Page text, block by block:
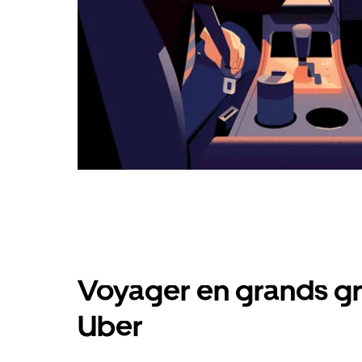
Voyager en grands
Uber